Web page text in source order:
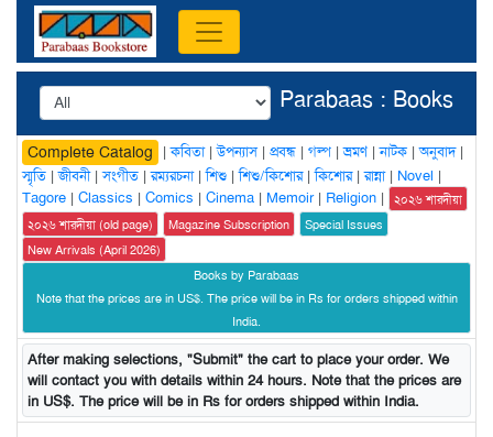
Parabaas : Books
Complete Catalog |কবিতা|উপন্যাস| প্রবন্ধ | গল্প |ভ্রমণ|নাটক |অনুবাদ|
স্মৃতি |জীবনী|সংগীত |রম্যরচনা|শিশু |শিশু/কিশোর|কিশোর|রান্না| Novel |
Tagore | Classics | Comics | Cinema | Memoir| Religion |
২০২৬ শারদীয়া
২০২৬ শারদীয়া (old page)
Magazine Subscription
Special Issues
New Arrivals (April 2026)
Books by Parabaas
Note that the prices are in US$. The price will be in Rs for orders shipped within
India.
After making selections, "Submit" the cart to place your order. We
will contact you with details within 24 hours. Note that the prices are
in US$. The price will be in Rs for orders shipped within India.